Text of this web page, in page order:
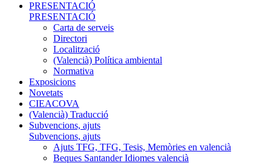
PRESENTACIÓ
PRESENTACIÓ
Carta de serveis
Directori
Localització
(Valencià) Política ambiental
Normativa
Exposicions
Novetats
CIEACOVA
(Valencià) Traducció
Subvencions, ajuts
Subvencions, ajuts
Ajuts TFG, TFG, Tesis, Memòries en valencià
Beques Santander Idiomes valencià